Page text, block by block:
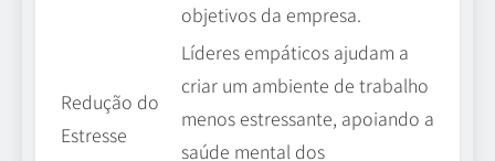
objetivos da empresa.
Redução do
Estresse
Líderes empáticos ajudam a
criar um ambiente de trabalho
menos estressante, apoiando a
saúde mental dos